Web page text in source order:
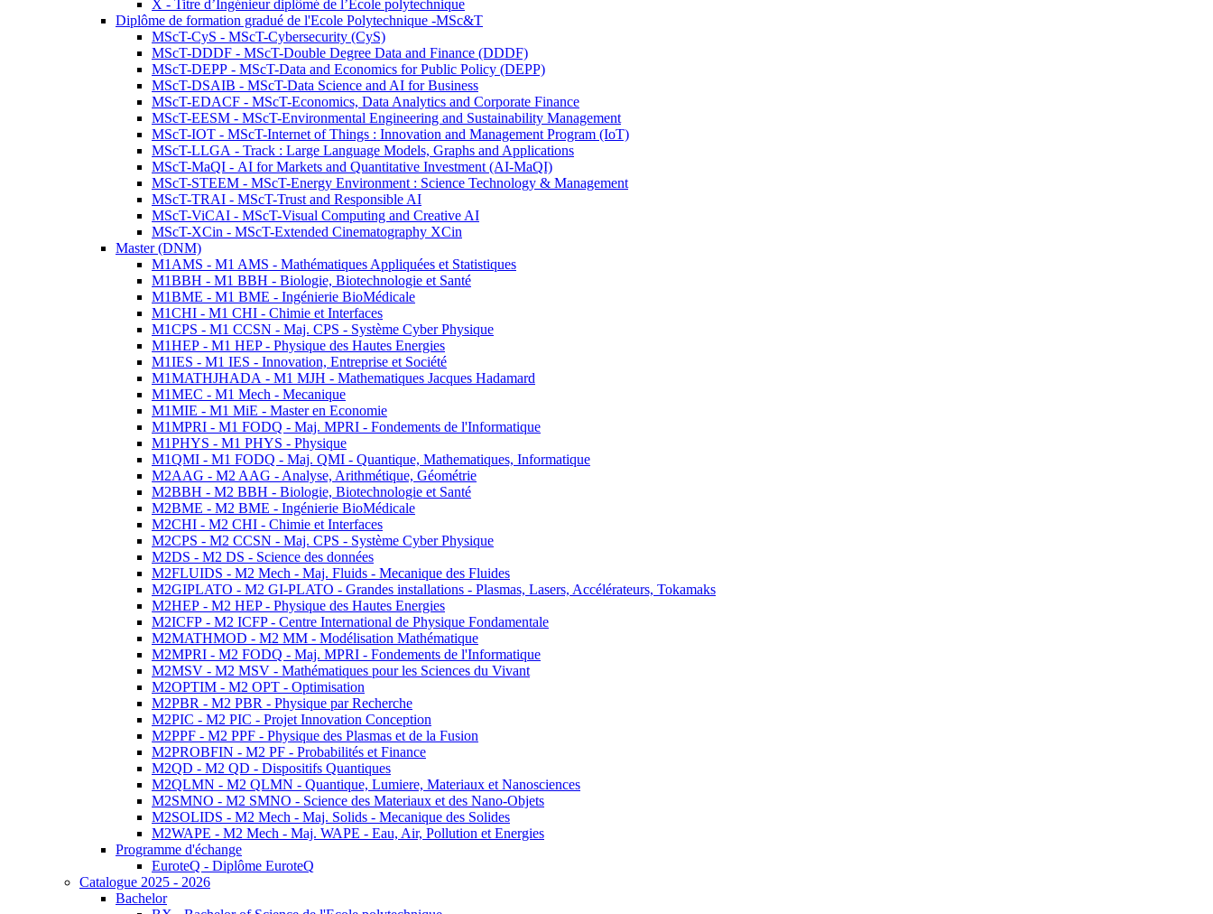
X - Titre d’Ingénieur diplômé de l’École polytechnique
Diplôme de formation gradué de l'Ecole Polytechnique -MSc&T
MScT-CyS - MScT-Cybersecurity (CyS)
MScT-DDDF - MScT-Double Degree Data and Finance (DDDF)
MScT-DEPP - MScT-Data and Economics for Public Policy (DEPP)
MScT-DSAIB - MScT-Data Science and AI for Business
MScT-EDACF - MScT-Economics, Data Analytics and Corporate Finance
MScT-EESM - MScT-Environmental Engineering and Sustainability Management
MScT-IOT - MScT-Internet of Things : Innovation and Management Program (IoT)
MScT-LLGA - Track : Large Language Models, Graphs and Applications
MScT-MaQI - AI for Markets and Quantitative Investment (AI-MaQI)
MScT-STEEM - MScT-Energy Environment : Science Technology & Management
MScT-TRAI - MScT-Trust and Responsible AI
MScT-ViCAI - MScT-Visual Computing and Creative AI
MScT-XCin - MScT-Extended Cinematography XCin
Master (DNM)
M1AMS - M1 AMS - Mathématiques Appliquées et Statistiques
M1BBH - M1 BBH - Biologie, Biotechnologie et Santé
M1BME - M1 BME - Ingénierie BioMédicale
M1CHI - M1 CHI - Chimie et Interfaces
M1CPS - M1 CCSN - Maj. CPS - Système Cyber Physique
M1HEP - M1 HEP - Physique des Hautes Energies
M1IES - M1 IES - Innovation, Entreprise et Société
M1MATHJHADA - M1 MJH - Mathematiques Jacques Hadamard
M1MEC - M1 Mech - Mecanique
M1MIE - M1 MiE - Master en Economie
M1MPRI - M1 FODQ - Maj. MPRI - Fondements de l'Informatique
M1PHYS - M1 PHYS - Physique
M1QMI - M1 FODQ - Maj. QMI - Quantique, Mathematiques, Informatique
M2AAG - M2 AAG - Analyse, Arithmétique, Géométrie
M2BBH - M2 BBH - Biologie, Biotechnologie et Santé
M2BME - M2 BME - Ingénierie BioMédicale
M2CHI - M2 CHI - Chimie et Interfaces
M2CPS - M2 CCSN - Maj. CPS - Système Cyber Physique
M2DS - M2 DS - Science des données
M2FLUIDS - M2 Mech - Maj. Fluids - Mecanique des Fluides
M2GIPLATO - M2 GI-PLATO - Grandes installations - Plasmas, Lasers, Accélérateurs, Tokamaks
M2HEP - M2 HEP - Physique des Hautes Energies
M2ICFP - M2 ICFP - Centre International de Physique Fondamentale
M2MATHMOD - M2 MM - Modélisation Mathématique
M2MPRI - M2 FODQ - Maj. MPRI - Fondements de l'Informatique
M2MSV - M2 MSV - Mathématiques pour les Sciences du Vivant
M2OPTIM - M2 OPT - Optimisation
M2PBR - M2 PBR - Physique par Recherche
M2PIC - M2 PIC - Projet Innovation Conception
M2PPF - M2 PPF - Physique des Plasmas et de la Fusion
M2PROBFIN - M2 PF - Probabilités et Finance
M2QD - M2 QD - Dispositifs Quantiques
M2QLMN - M2 QLMN - Quantique, Lumiere, Materiaux et Nanosciences
M2SMNO - M2 SMNO - Science des Materiaux et des Nano-Objets
M2SOLIDS - M2 Mech - Maj. Solids - Mecanique des Solides
M2WAPE - M2 Mech - Maj. WAPE - Eau, Air, Pollution et Energies
Programme d'échange
EuroteQ - Diplôme EuroteQ
Catalogue 2025 - 2026
Bachelor